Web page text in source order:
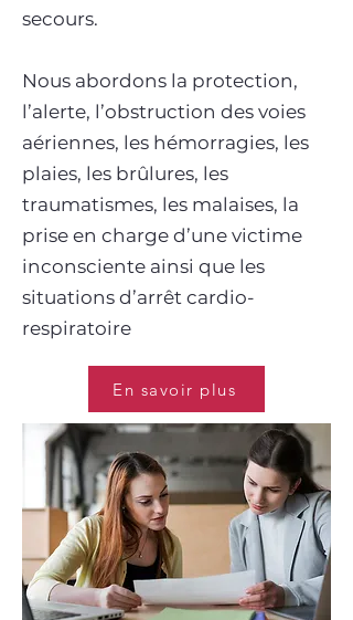
secours.
Nous abordons la protection,
l’alerte, l’obstruction des voies
aériennes, les hémorragies, les
plaies, les brûlures, les
traumatismes, les malaises, la
prise en charge d’une victime
inconsciente ainsi que les
situations d’arrêt cardio-
respiratoire
En savoir plus